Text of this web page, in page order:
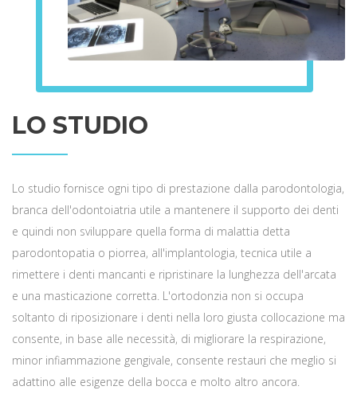
LO STUDIO
Lo studio fornisce ogni tipo di prestazione dalla parodontologia,
branca dell'odontoiatria utile a mantenere il supporto dei denti
e quindi non sviluppare quella forma di malattia detta
parodontopatia o piorrea, all'implantologia, tecnica utile a
rimettere i denti mancanti e ripristinare la lunghezza dell'arcata
e una masticazione corretta. L'ortodonzia non si occupa
soltanto di riposizionare i denti nella loro giusta collocazione ma
consente, in base alle necessità, di migliorare la respirazione,
minor infiammazione gengivale, consente restauri che meglio si
adattino alle esigenze della bocca e molto altro ancora.